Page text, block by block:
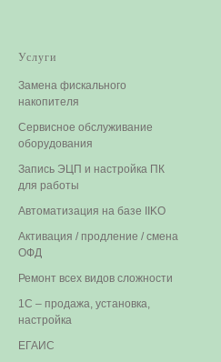
Услуги
Замена фискального
накопителя
Сервисное обслуживание
оборудования
Запись ЭЦП и настройка ПК
для работы
Автоматизация на базе IIKO
Активация / продление / смена
ОФД
Ремонт всех видов сложности
1С – продажа, установка,
настройка
ЕГАИС